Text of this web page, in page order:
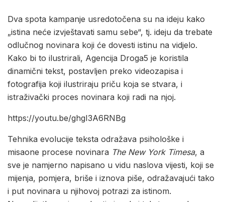
Dva spota kampanje usredotočena su na ideju kako
„istina neće izvještavati samu sebe“, tj. ideju da trebate
odlučnog novinara koji će dovesti istinu na vidjelo.
Kako bi to ilustrirali, Agencija Droga5 je koristila
dinamični tekst, postavljen preko videozapisa i
fotografija koji ilustriraju priču koja se stvara, i
istraživački proces novinara koji radi na njoj.
https://youtu.be/ghgI3A6RNBg
Tehnika evolucije teksta odražava psihološke i
misaone procese novinara The New York Timesa, a
sve je namjerno napisano u vidu naslova vijesti, koji se
mijenja, pomjera, briše i iznova piše, odražavajući tako
i put novinara u njihovoj potrazi za istinom.